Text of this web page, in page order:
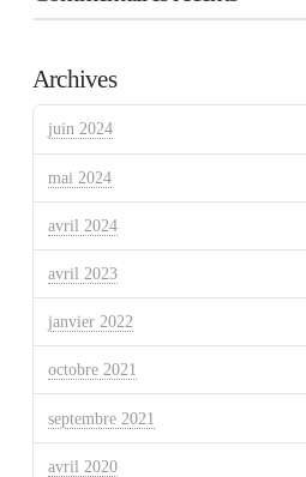
Archives
juin 2024
mai 2024
avril 2024
avril 2023
janvier 2022
octobre 2021
septembre 2021
avril 2020